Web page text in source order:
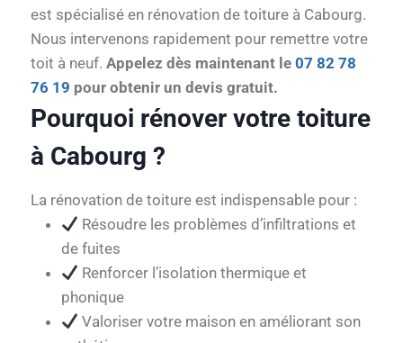
est spécialisé en rénovation de toiture à Cabourg.
Nous intervenons rapidement pour remettre votre
toit à neuf. Appelez dès maintenant le 07 82 78
76 19 pour obtenir un devis gratuit.
Pourquoi rénover votre toiture
à Cabourg ?
La rénovation de toiture est indispensable pour :
Résoudre les problèmes d’infiltrations et
de fuites
Renforcer l’isolation thermique et
phonique
Valoriser votre maison en améliorant son